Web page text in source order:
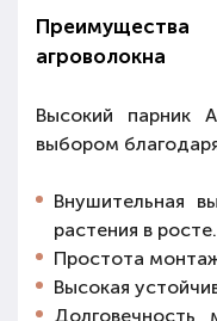
агроволокна
Высокий парник
выбором
Внушительная
растения в росте.
Простота
Высокая
Долговечность